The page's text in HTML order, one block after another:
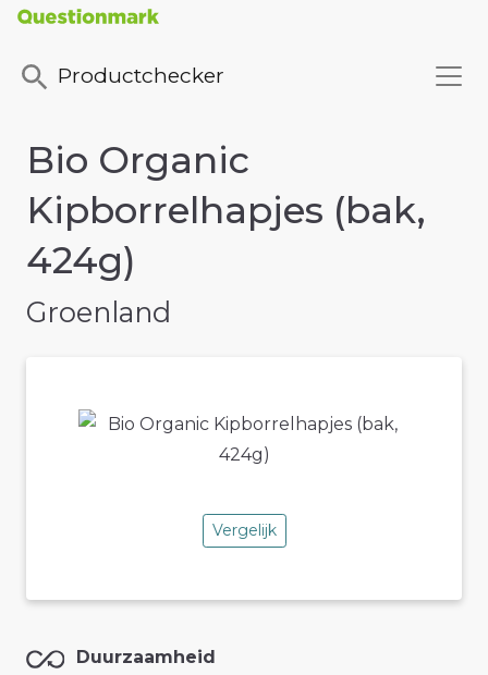
Productchecker
Bio Organic
Kipborrelhapjes (bak,
424g)
Groenland
Vergelijk
Duurzaamheid